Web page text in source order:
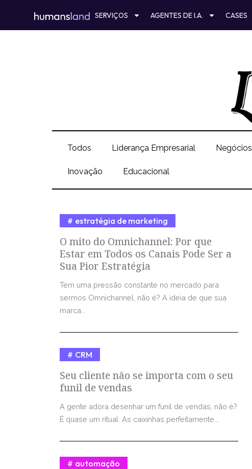
o
SERVIÇOS AGENTES DE I.A. CASES
Todos Liderança Empresarial Negócios
Inovação Educacional
O mito do Omnichannel: Por que
Estar em Todos os Canais Pode Ser a
Sua Pior Estratégia
estratégia de marketing
Tem uma pressão constante no mercado para
sermos Omnichannel, não é? A ideia de que sua
marca...
Seu cliente não se importa com o seu
funil de vendas
CRM
A gente adora desenhar um funil de vendas, não é?
É quase um ritual. As caixinhas perfeitamente...
automação